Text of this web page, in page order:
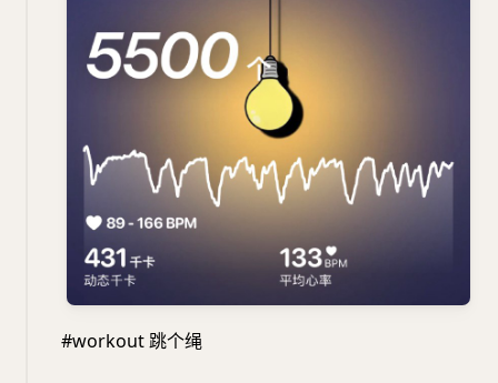
#workout 跳个绳